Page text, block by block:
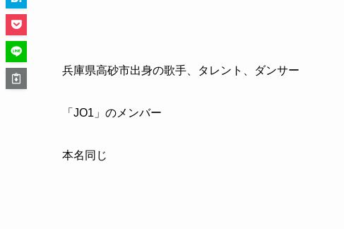
兵庫県高砂市出身の歌手、タレント、ダンサー
「JO1」のメンバー
本名同じ